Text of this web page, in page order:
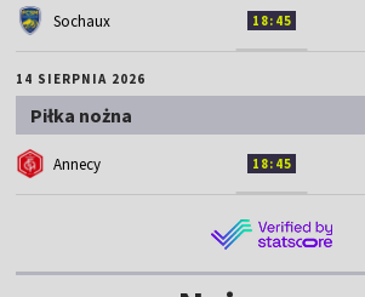
Sochaux 18:45
14 SIERPNIA 2026
Piłka nożna
Annecy 18:45